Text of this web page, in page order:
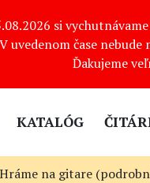
si
V uvedenom čase
Ďakujeme
KATALÓG
Hráme na gitare